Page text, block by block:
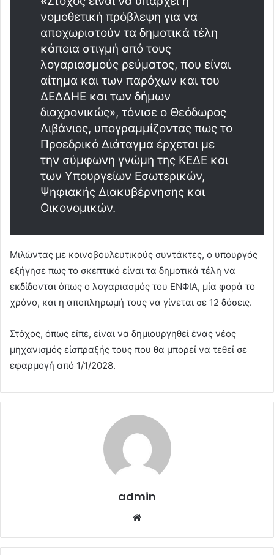
νομοθετική πρόβλεψη για να
αποχωριστούν τα δημοτικά τέλη
κάποια στιγμή από τους
λογαριασμούς ρεύματος, που είναι
αίτημα και των παρόχων και του
ΔΕΔΔΗΕ και των δήμων
διαχρονικώς», τόνισε ο Θεόδωρος
Λιβάνιος, υπογραμμίζοντας πως το
Προεδρικό Διάταγμα έρχεται με
την σύμφωνη γνώμη της ΚΕΔΕ και
των Υπουργείων Εσωτερικών,
Ψηφιακής Διακυβέρνησης και
Οικονομικών.
Μιλώντας με κοινοβουλευτικούς συντάκτες, ο υπουργός
εξήγησε πως το σκεπτικό είναι τα δημοτικά τέλη να
εκδίδονται όπως ο λογαριασμός του ΕΝΦΙΑ, μία φορά το
χρόνο, και η αποπληρωμή τους να γίνεται σε 12 δόσεις.
Στόχος, όπως είπε, είναι να δημιουργηθεί ένας νέος
μηχανισμός είσπραξής τους που θα μπορεί να τεθεί σε
εφαρμογή από 1/1/2028.
admin